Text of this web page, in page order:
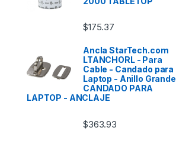
$175.37
Ancla StarTech.com
LTANCHORL - Para
Cable - Candado para
Laptop - Anillo Grande
CANDADO PARA
LAPTOP - ANCLAJE
$363.93